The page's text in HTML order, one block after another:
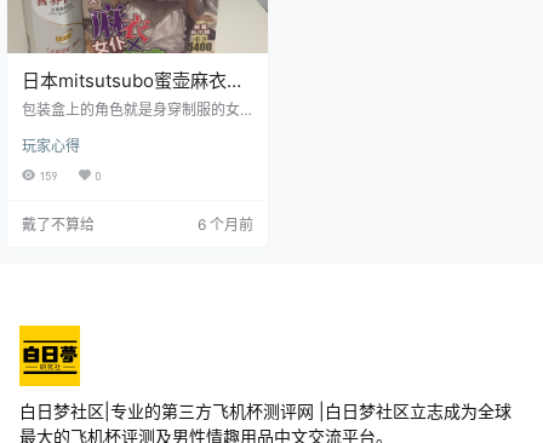
日本mitsutsubo蜜壶麻衣女
仆飞机杯推荐名器真人倒模
包装盒上的角色就是身穿制服的女
调教我。这款名器同样是双通道非
贯通的名器，重量在540克左右。光
比较不是很软支撑力很强，忍不住
个既肥美又粉嫩的蝴蝶穴，看得我
迫不及待就做好准备给她开苞了。
做好…
玩家心得
159 0
戴了不算给 6 个月前
白日梦社区|专业的第三方飞机杯测评网 |白日梦社区立志成为全球
最大的飞机杯评测及男性情趣用品中文交流平台。